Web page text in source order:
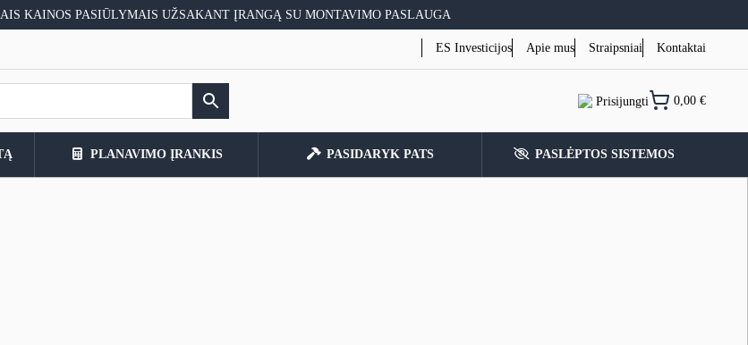
KAINOS PASIŪLYMAIS UŽSAKANT ĮRANGĄ SU MONTAVIMO PASLAUGA
ES Investicijos Apie mus Straipsniai Kontaktai
Prisijungti 0,00 €
PLANAVIMO ĮRANKIS PASIDARYK PATS PASLĖPTOS SISTEMOS